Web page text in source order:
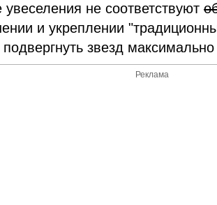
не соответствуют
и укреплении
звезд
Реклама